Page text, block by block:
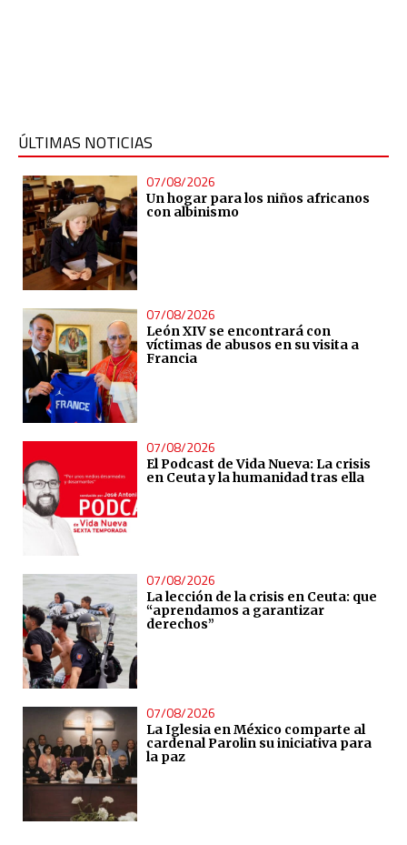
ÚLTIMAS NOTICIAS
07/08/2026
Un hogar para los niños africanos
con albinismo
07/08/2026
León XIV se encontrará con
víctimas de abusos en su visita a
Francia
07/08/2026
El Podcast de Vida Nueva: La crisis
en Ceuta y la humanidad tras ella
07/08/2026
La lección de la crisis en Ceuta: que
“aprendamos a garantizar
derechos”
07/08/2026
La Iglesia en México comparte al
cardenal Parolin su iniciativa para
la paz